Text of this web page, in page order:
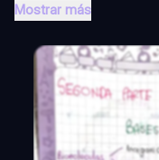
Mostrar más